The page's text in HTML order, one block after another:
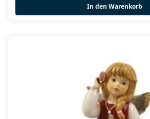
In den Warenkorb